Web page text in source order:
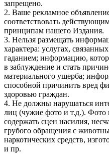
запрещено.
2. Ваше рекламное
соответствовать
принципам нашего Издания.
3. Нельзя размещать
характера: услугах,
гаданием; информацию,
в заблуждение и стать
материального ущерба;
способной причинить вред
здоровью граждан.
4. Не должны нарушаться
лиц (чужие фото и т.д.).
содержать сцен насилия,
грубого обращения с
наркотических средств,
и пр.